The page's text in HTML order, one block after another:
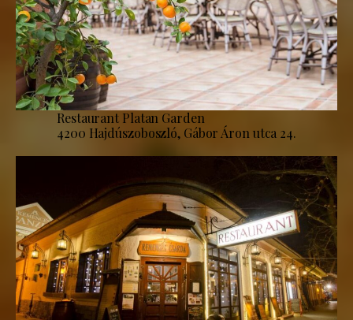
Restaurant Platan Garden
4200 Hajdúszoboszló, Gábor Áron utca 24.